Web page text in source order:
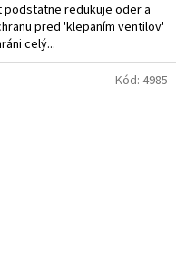
podstatne redukuje oder a
pred 'klepaním ventilov'
celý...
Kód: 4985